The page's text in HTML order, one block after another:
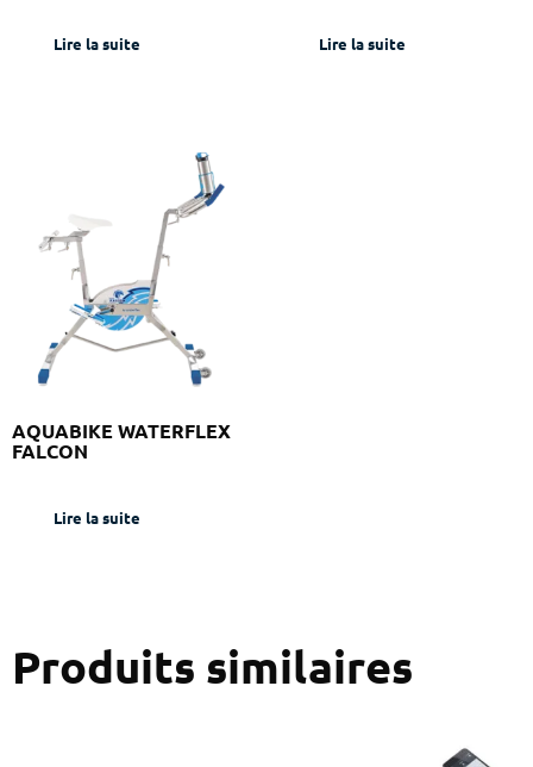
Lire la suite Lire la suite
AQUABIKE WATERFLEX
FALCON
Lire la suite
Produits similaires